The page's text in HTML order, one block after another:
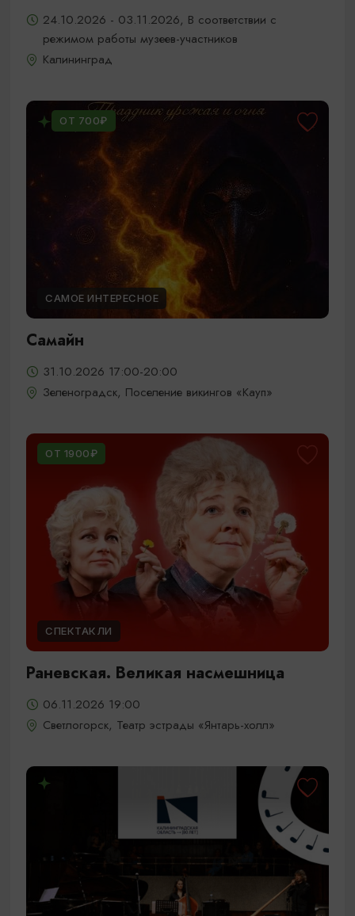
24.10.2026 - 03.11.2026, В соответствии с
режимом работы музеев-участников
Калининград
ОТ 700₽
САМОЕ ИНТЕРЕСНОЕ
Самайн
31.10.2026 17:00-20:00
Зеленоградск, Поселение викингов «Кауп»
ОТ 1900₽
СПЕКТАКЛИ
Раневская. Великая насмешница
06.11.2026 19:00
Светлогорск, Театр эстрады «Янтарь-холл»